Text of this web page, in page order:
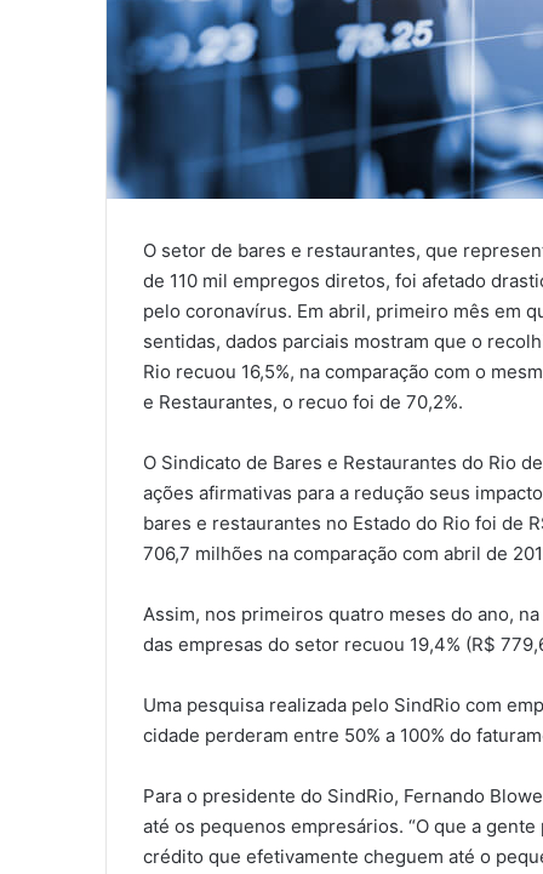
O setor de bares e restaurantes, que
de 110 mil empregos diretos, foi afetado
pelo coronavírus. Em abril, primeiro mês em
sentidas, dados parciais mostram que o
Rio recuou 16,5%, na comparação com o
e Restaurantes, o recuo foi de 70,2%.
O Sindicato de Bares e Restaurantes do Rio
ações afirmativas para a redução seus
bares e restaurantes no Estado do Rio foi de
706,7 milhões na comparação com abril de
Assim, nos primeiros quatro meses do ano,
das empresas do setor recuou 19,4% (R$
Uma pesquisa realizada pelo SindRio com
cidade perderam entre 50% a 100% do
Para o presidente do SindRio, Fernando
até os pequenos empresários. “O que a
crédito que efetivamente cheguem até o